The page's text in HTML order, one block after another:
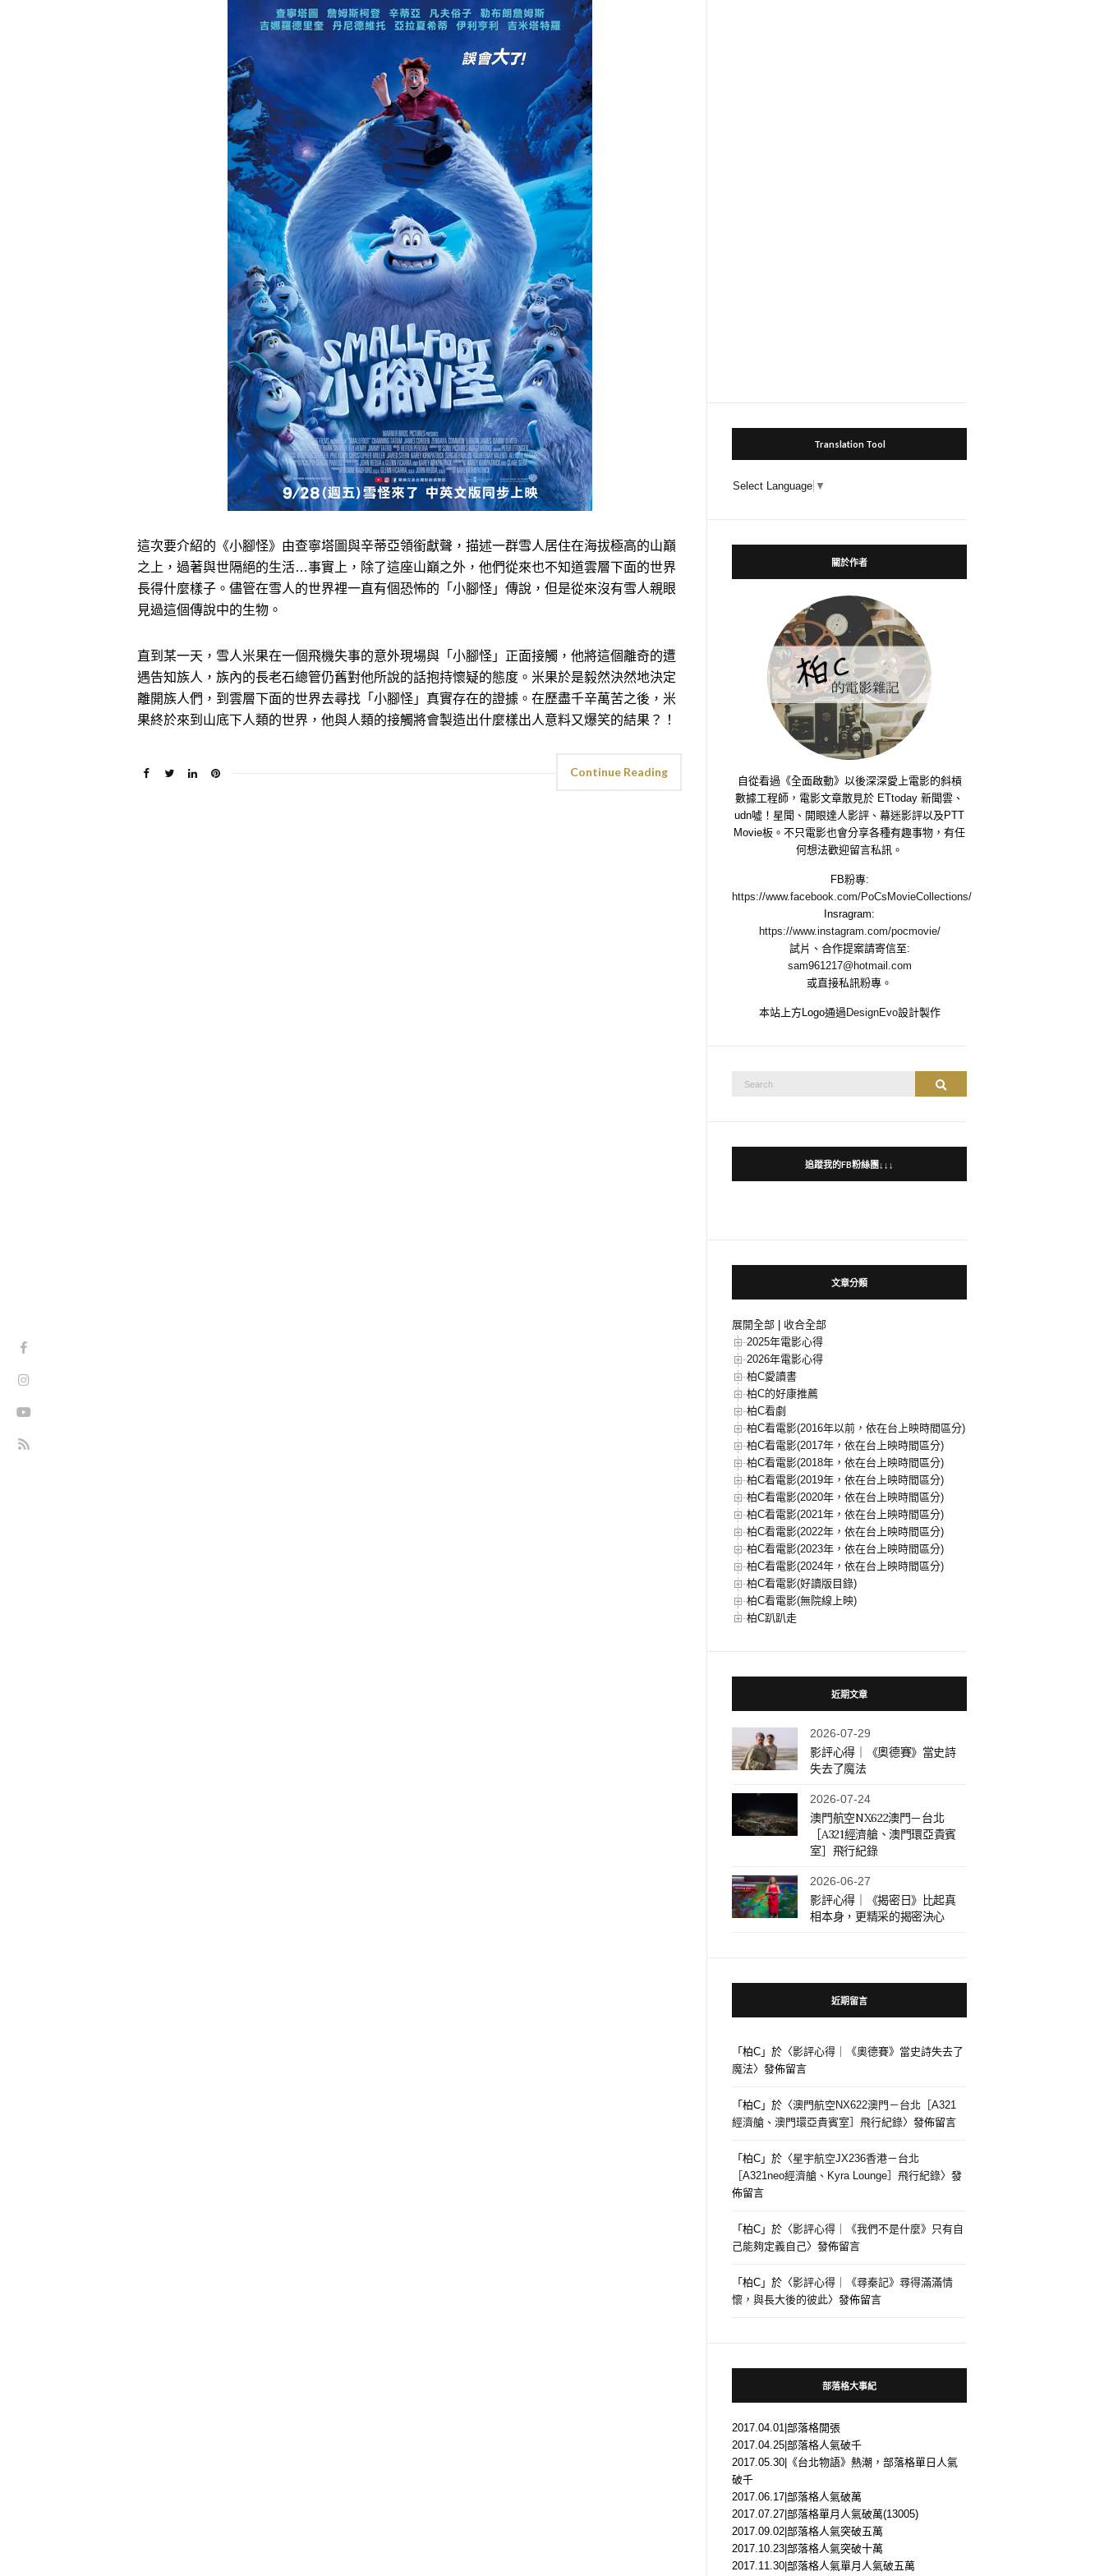
這次要介紹的《小腳怪》由查寧塔圖與辛蒂亞領銜獻聲，描述一群雪人居住在海拔極高的山巔
之上，過著與世隔絕的生活…事實上，除了這座山巔之外，他們從來也不知道雲層下面的世界
長得什麼樣子。儘管在雪人的世界裡一直有個恐怖的「小腳怪」傳說，但是從來沒有雪人親眼
見過這個傳說中的生物。
直到某一天，雪人米果在一個飛機失事的意外現場與「小腳怪」正面接觸，他將這個離奇的遭
遇告知族人，族內的長老石總管仍舊對他所說的話抱持懷疑的態度。米果於是毅然決然地決定
離開族人們，到雲層下面的世界去尋找「小腳怪」真實存在的證據。在歷盡千辛萬苦之後，米
果終於來到山底下人類的世界，他與人類的接觸將會製造出什麼樣出人意料又爆笑的結果？！
Continue Reading
Translation Tool
Select Language ▼
關於作者
自從看過《全面啟動》以後深深愛上電影的斜槓
數據工程師，電影文章散見於 ETtoday 新聞雲、
udn噓！星聞、開眼達人影評、幕迷影評以及PTT
Movie板。不只電影也會分享各種有趣事物，有任
何想法歡迎留言私訊。
FB粉專:
https://www.facebook.com/PoCsMovieCollections/
Insragram:
https://www.instagram.com/pocmovie/
試片、合作提案請寄信至:
sam961217@hotmail.com
或直接私訊粉專。
本站上方Logo通過 DesignEvo設計製作
Search
Search
追蹤我的FB粉絲團↓↓↓
文章分類
展開全部
收合全部
2025年電影心得
2026年電影心得
柏C愛讀書
柏C的好康推薦
柏C看劇
柏C看電影(2016年以前，依在台上映時間區分)
柏C看電影(2017年，依在台上映時間區分)
柏C看電影(2018年，依在台上映時間區分)
柏C看電影(2019年，依在台上映時間區分)
柏C看電影(2020年，依在台上映時間區分)
柏C看電影(2021年，依在台上映時間區分)
柏C看電影(2022年，依在台上映時間區分)
柏C看電影(2023年，依在台上映時間區分)
柏C看電影(2024年，依在台上映時間區分)
柏C看電影(好讀版目錄)
柏C看電影(無院線上映)
柏C趴趴走
近期文章
2026-07-29
影評心得｜《奧德賽》當史詩
失去了魔法
2026-07-24
澳門航空NX622澳門－台北
［A321經濟艙、澳門環亞貴賓
室］飛行紀錄
2026-06-27
影評心得｜《揭密日》比起真
相本身，更精采的揭密決心
近期留言
「柏C 」於〈影評心得｜《奧德賽》當史詩失去了
魔法〉發佈留言
「柏C 」於〈澳門航空NX622澳門－台北［A321
經濟艙、澳門環亞貴賓室］飛行紀錄〉發佈留言
「柏C 」於〈星宇航空JX236香港－台北
［A321neo經濟艙、Kyra Lounge］飛行紀錄〉發
佈留言
「柏C 」於〈影評心得｜《我們不是什麼》只有自
己能夠定義自己〉發佈留言
「柏C 」於〈影評心得｜《尋秦記》尋得滿滿情
懷，與長大後的彼此〉發佈留言
部落格大事紀
2017.04.01|部落格開張
2017.04.25|部落格人氣破千
2017.05.30|《台北物語》熱潮，部落格單日人氣
破千
2017.06.17|部落格人氣破萬
2017.07.27|部落格單月人氣破萬(13005)
2017.09.02|部落格人氣突破五萬
2017.10.23|部落格人氣突破十萬
2017.11.30|部落格人氣單月人氣破五萬